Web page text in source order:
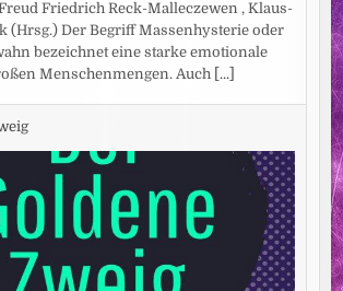
Friedrich Reck-Malleczewen , Klaus-
(Hrsg.) Der Begriff Massenhysterie oder
bezeichnet eine starke emotionale
Menschenmengen. Auch [...]